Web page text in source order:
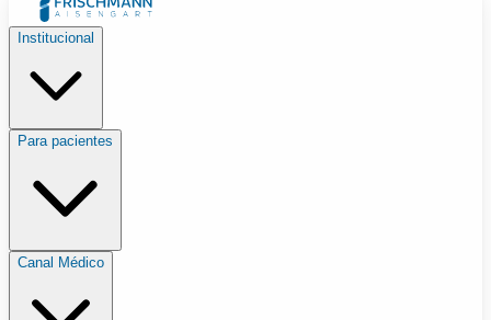
Institucional
Para pacientes
Canal Médico